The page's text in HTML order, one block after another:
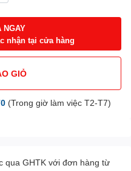
NGAY
nhận tại cửa hàng
GIỎ
(Trong giờ làm việc T2-T7)
qua GHTK với đơn hàng từ